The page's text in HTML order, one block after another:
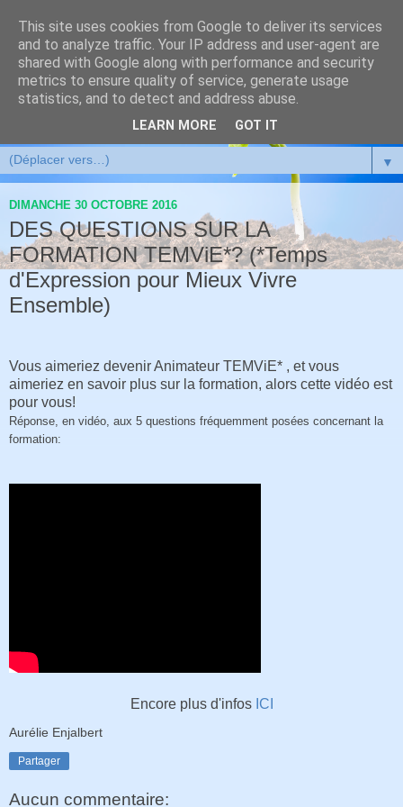
▼
DIMANCHE 30 OCTOBRE 2016
DES QUESTIONS SUR LA
FORMATION TEMViE*? (*Temps
d'Expression pour Mieux Vivre
Ensemble)
Vous aimeriez devenir Animateur TEMViE* , et vous
aimeriez en savoir plus sur la formation, alors cette vidéo est
pour vous!
Réponse, en vidéo, aux 5 questions fréquemment posées concernant la
formation:
Encore plus d'infos ICI
Aurélie Enjalbert
Partager
Aucun commentaire:
This site uses cookies from Google to deliver its services
and to analyze traffic. Your IP address and user-agent are
shared with Google along with performance and security
metrics to ensure quality of service, generate usage
statistics, and to detect and address abuse.
LEARN MORE GOT IT